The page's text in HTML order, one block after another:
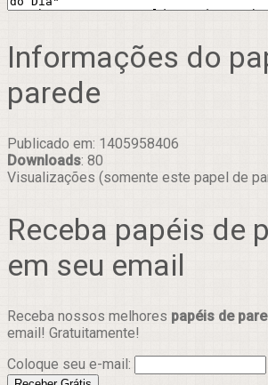
Informações do
parede
Publicado em: 1405958406
Downloads: 80
Visualizações (somente este papel de
Receba papéis de
em seu email
Receba nossos melhores papéis de
email! Gratuitamente!
Coloque seu e-mail: